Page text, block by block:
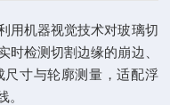
用机器视觉技术对玻璃切
时检测切割边缘的崩边、
寸与轮廓测量，适配浮
。